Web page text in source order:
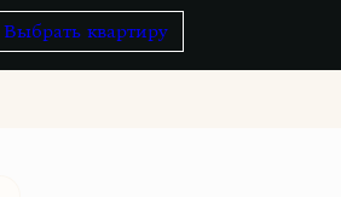
Выбрать квартиру